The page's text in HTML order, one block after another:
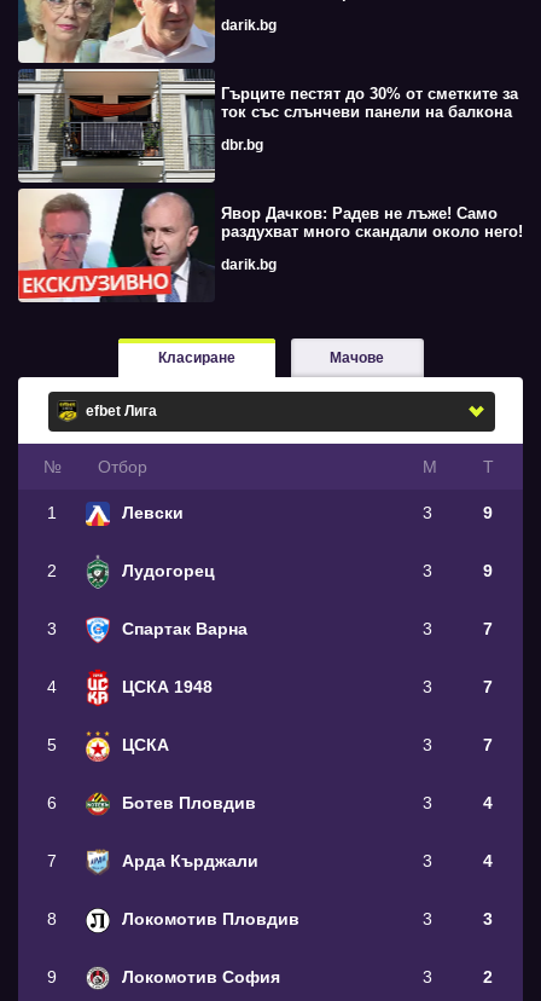
darik.bg
Гърците пестят до 30% от сметките за
ток със слънчеви панели на балкона
dbr.bg
Явор Дачков: Радев не лъже! Само
раздухват много скандали около него!
darik.bg
Класиране Мачове
№ Oтбор М Т
1 Левски 3 9
2 Лудогорец 3 9
3 Спартак Варна 3 7
4 ЦСКА 1948 3 7
5 ЦСКА 3 7
6 Ботев Пловдив 3 4
7 Арда Кърджали 3 4
8 Локомотив Пловдив 3 3
9 Локомотив София 3 2